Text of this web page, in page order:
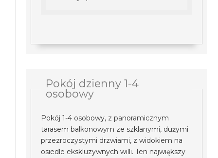
Pokój dzienny 1-4
osobowy
Pokój 1-4 osobowy, z panoramicznym
tarasem balkonowym ze szklanymi, dużymi
przezroczystymi drzwiami, z widokiem na
osiedle ekskluzywnych willi. Ten największy